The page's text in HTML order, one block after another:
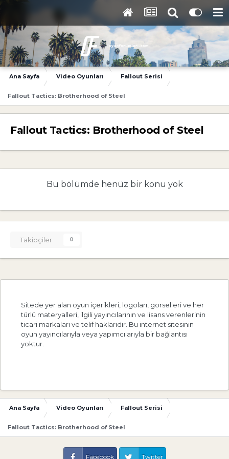
Ana Sayfa Video Oyunları Fallout Serisi
Fallout Tactics: Brotherhood of Steel
Fallout Tactics: Brotherhood of Steel
Bu bölümde henüz bir konu yok
Takipçiler 0
Sitede yer alan oyun içerikleri, logoları, görselleri ve her
türlü materyalleri, ilgili yayıncılarının ve lisans verenlerinin
ticari markaları ve telif haklarıdır. Bu internet sitesinin
oyun yayıncılarıyla veya yapımcılarıyla bir bağlantısı
yoktur.
Ana Sayfa Video Oyunları Fallout Serisi
Fallout Tactics: Brotherhood of Steel
Facebook Twitter